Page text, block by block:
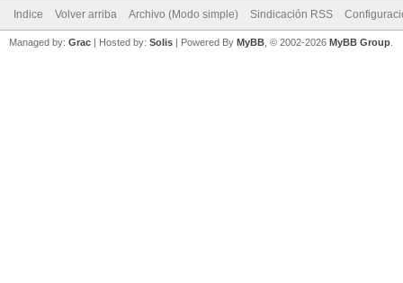
Indice Volver arriba Archivo (Modo simple) Sindicación RSS
Managed by: Grac | Hosted by: Solis | Powered By MyBB , © 2002-2026 MyBB Group